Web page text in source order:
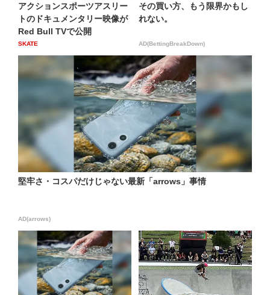
アクションスポーツアスリー
トのドキュメンタリー映像が
Red Bull TVで公開
SKATE
その買い方、もう限界かもし
れない。
AD(BettingBreakDown)
堅牢さ・コスパだけじゃない最新「arrows」事情
AD(arrows)